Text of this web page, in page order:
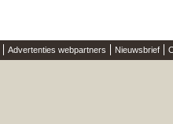
Advertenties webpartners Nieuwsbrief